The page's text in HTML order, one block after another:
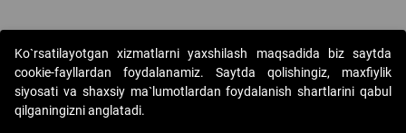
Copyright © 2017-2026. "Elektron onlayn-auksionlarni
Ko`rsatilayotgan xizmatlarni yaxshilash maqsadida biz saytda
cookie-fayllardan foydalanamiz. Saytda qolishingiz, maxfiylik
siyosati va shaxsiy ma`lumotlardan foydalanish shartlarini qabul
qilganingizni anglatadi.